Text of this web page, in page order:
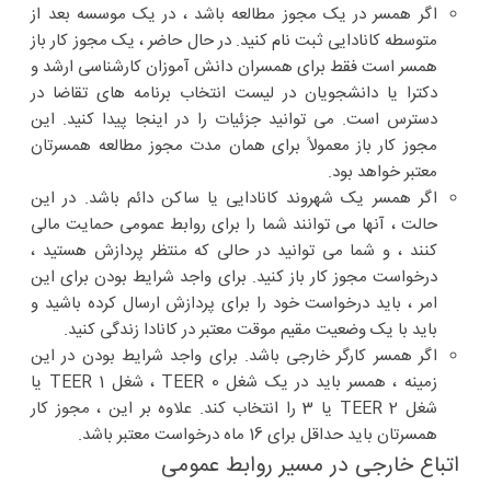
اگر همسر در یک مجوز مطالعه باشد ، در یک موسسه بعد از
متوسطه کانادایی ثبت نام کنید. در حال حاضر ، یک مجوز کار باز
همسر استفقط برای همسران دانش آموزان کارشناسی ارشد و
دکترا یا دانشجویان در لیست انتخاب برنامه های تقاضا در
دسترس است. می توانید جزئیات را در اینجا پیدا کنید. این
مجوز کار باز معمولاً برای همان مدت مجوز مطالعه همسرتان
معتبر خواهد بود.
اگر همسر یک شهروند کانادایی یا ساکن دائم باشد. در این
حالت ، آنها می توانند شما را برای روابط عمومی حمایت مالی
کنند ، و شما می توانید در حالی که منتظر پردازش هستید ،
درخواست مجوز کار باز کنید. برای واجد شرایط بودن برای این
امر ، باید درخواست خود را برای پردازش ارسال کرده باشید و
باید با یک وضعیت مقیم موقت معتبر در کانادا زندگی کنید.
اگر همسر کارگر خارجی باشد. برای واجد شرایط بودن در این
زمینه ، همسر باید در یک شغل TEER 0 ، شغل TEER 1 یا
شغل TEER 2 یا 3 را انتخاب کند. علاوه بر این ، مجوز کار
همسرتان باید حداقل برای 16 ماه درخواست معتبر باشد.
اتباع خارجی در مسیر روابط عمومی